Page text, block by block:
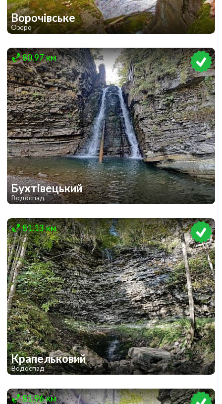
Ворочівське
Озеро
1 1
80.97 км
Бухтівецький
Водоспад
1
81.13 км
Крапельковий
Водоспад
1 1
81.96 км